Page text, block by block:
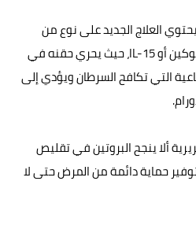
العلاج الجديد على نوع من
البروتين الصناعي يدعى الإنترلوكين أو IL-15، حيث يحري حقنه في
التي تكافح السرطان ويؤدي إلى
ألا ينجح البروتين في تقليص
حماية دائمة من المرض حتى لا